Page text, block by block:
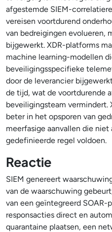
afgestemde SIEM-
vereisen voortdurend
van bedreigingen evolueren,
bijgewerkt. XDR-platforms
machine learning-modellen
beveiligingsspecifieke
door de leverancier
de tijd, wat de voortdurende
beveiligingsteam vermindert.
beter in het opsporen van
meerfasige aanvallen die niet
gedefinieerde regel voldoen.
Reactie
SIEM genereert
van de waarschuwing
van een geïntegreerd SOAR-
responsacties direct en
quarantaine plaatsen, een